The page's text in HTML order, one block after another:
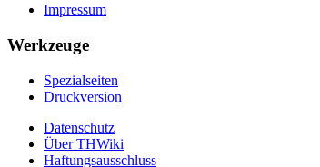
Impressum
Werkzeuge
Spezialseiten
Druckversion
Datenschutz
Über THWiki
Haftungsausschluss